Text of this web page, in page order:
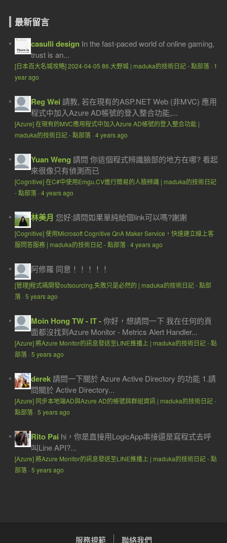
最新留言
casulli design In the fast-paced world of online gaming,
trust is an...
[日本百大名城攻略] 2024-04-05 86.大野城 | maduka的技術日記 - 點部落· 1
year ago
Reg Wei 請教, 若在現有的ASP.NET Web (非MVC) 應用
程式中加入Azure AD帳號的登入整合功能,...
[Azure] 在現有的MVC應用程式中加入Azure AD帳號的登入整合功能 |
maduka的技術日記 - 點部落· 4 years ago
Yuan Weng 請問 你這個程式辨識臉部的地方在哪? 看起
來很像只有偵測而已
[Cognitive] 在C#中使用Emgu.CV進行簡易的人臉辨識 | maduka的技術日記
- 點部落· 4 years ago
林美月 您好:請問如果單純給個link可以嗎?謝謝
[Cognitive] 使用Microsoft Cognitive QnA Maker Service，快速建立線上客
服問答服務 | maduka的技術日記 - 點部落· 4 years ago
阿修羅 同意！！！！！
[管理]程式碼開發outsourcing,失敗只是必然的 | maduka的技術日記 - 點部
落· 5 years ago
Moin Hong TW - IT -你好，想請問一下 我在任何的頁
面都沒找到Azure Monitor - Metrics Alert Handler...
[Azure] 將Azure Monitor的訊息發送至LINE推播上 | maduka的技術日記 - 點
部落· 5 years ago
derek請問一下關於 Azure Active Directory 的功能 1.請
問關於 Active Directory...
[Azure] 同步本地端AD與Azure AD的帳號與群組資訊 | maduka的技術日記 -
點部落· 5 years ago
Rito Pai hi，你是直接用LogicApp串接還是寫程式去呼
叫Line API?...
[Azure] 將Azure Monitor的訊息發送至LINE推播上 | maduka的技術日記 - 點
部落· 5 years ago
服務規範 聯絡我們